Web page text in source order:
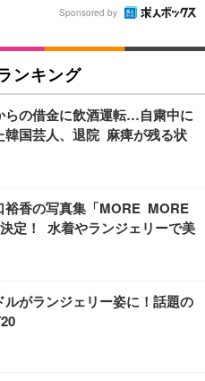
Sponsored by
ンキング
らの借金に飲酒運転…自粛中に
韓国芸人、退院 麻痺が残る状
裕香の写真集「MORE MORE
定！ 水着やランジェリーで美
ルがランジェリー姿に！話題の